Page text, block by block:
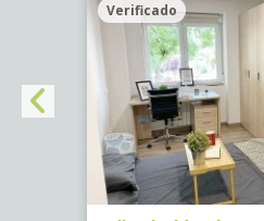
Verificado